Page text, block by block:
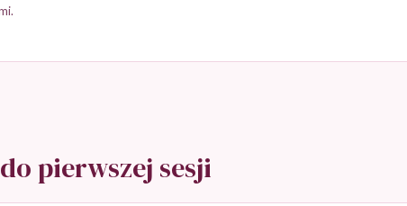
pierwszej sesji